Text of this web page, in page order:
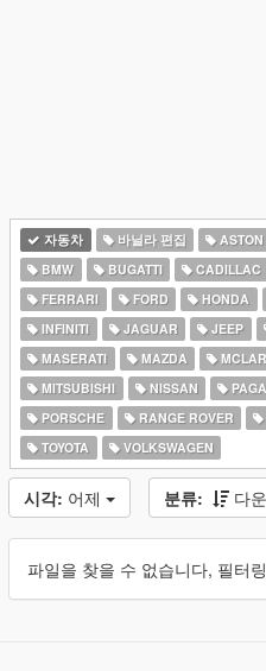
자동차 바닐라 편집 ASTON
BMW
BUGATTI CADILLAC
FERRARI
FORD HONDA
INFINITI
JAGUAR JEEP
MASERATI
MAZDA
MITSUBISHI
NISSAN
PORSCHE
RANGE ROVER
TOYOTA
VOLKSWAGEN
시각: 어제 분류: 다
파일을 찾을 수 없습니다, 필터